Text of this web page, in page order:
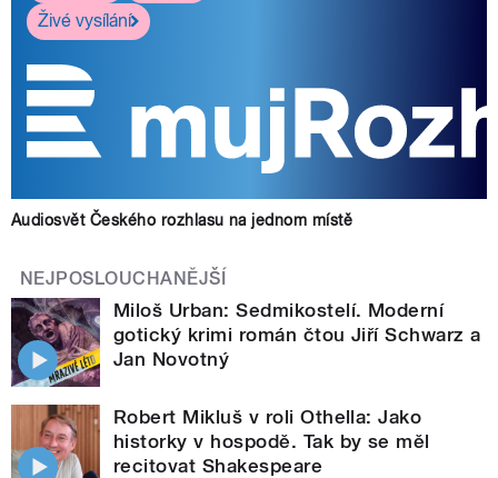
Živé vysílání
Audiosvět Českého rozhlasu na jednom místě
NEJPOSLOUCHANĚJŠÍ
Miloš Urban: Sedmikostelí. Moderní
gotický krimi román čtou Jiří Schwarz a
Jan Novotný
Robert Mikluš v roli Othella: Jako
historky v hospodě. Tak by se měl
recitovat Shakespeare